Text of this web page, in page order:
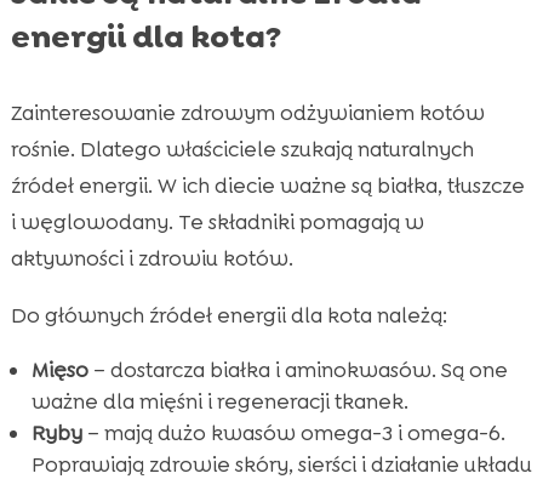
energii dla kota?
Zainteresowanie zdrowym odżywianiem kotów
rośnie. Dlatego właściciele szukają naturalnych
źródeł energii. W ich diecie ważne są białka, tłuszcze
i węglowodany. Te składniki pomagają w
aktywności i zdrowiu kotów.
Do głównych źródeł energii dla kota należą:
Mięso– dostarcza białka i aminokwasów. Są one
ważne dla mięśni i regeneracji tkanek.
Ryby– mają dużo kwasów omega-3 i omega-6.
Poprawiają zdrowie skóry, sierści i działanie układu